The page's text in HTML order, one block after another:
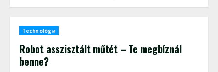
Technológia
Robot asszisztált műtét – Te megbíznál
benne?